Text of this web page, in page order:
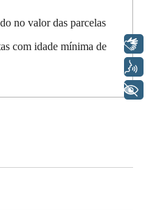
no valor das parcelas
com idade mínima de
Libras